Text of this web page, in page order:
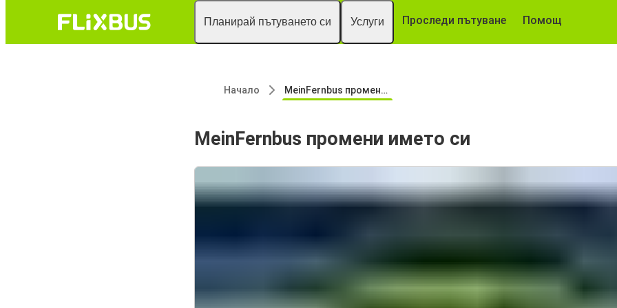
Планирай пътуването си Услуги Проследи пътуване Помощ
Начало MeinFernbus промени името си
MeinFernbus промени името си